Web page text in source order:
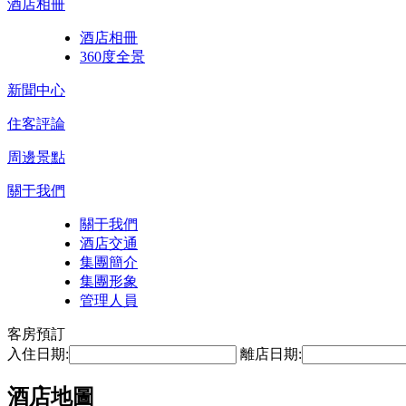
酒店相冊
酒店相冊
360度全景
新聞中心
住客評論
周邊景點
關于我們
關于我們
酒店交通
集團簡介
集團形象
管理人員
客房預訂
入住日期:
離店日期:
酒店地圖